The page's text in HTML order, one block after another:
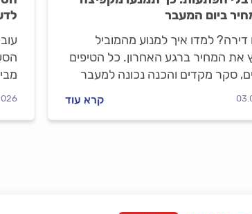
ביום המעבר
דירה? למדו איך למנוע מהמוביל
את המחיר ברגע האחרון. כל הטיפים
סקר מקדים והכנה נכונה למעבר
הפתעות כספיות.
קרא עוד